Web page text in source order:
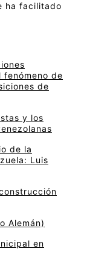
ha facilitado
de
de
y los
de la
Luis
Alemán)
en